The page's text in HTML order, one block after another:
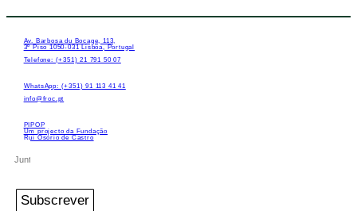
Av. Barbosa du Bocage, 113,
3º Piso 1050-031 Lisboa, Portugal
Telefone: (+351) 21 791 50 07
WhatsApp: (+351) 91 113 41 41
info@froc.pt
PIPOP
Um projecto da Fundação
Rui Osório de Castro
Subscrever